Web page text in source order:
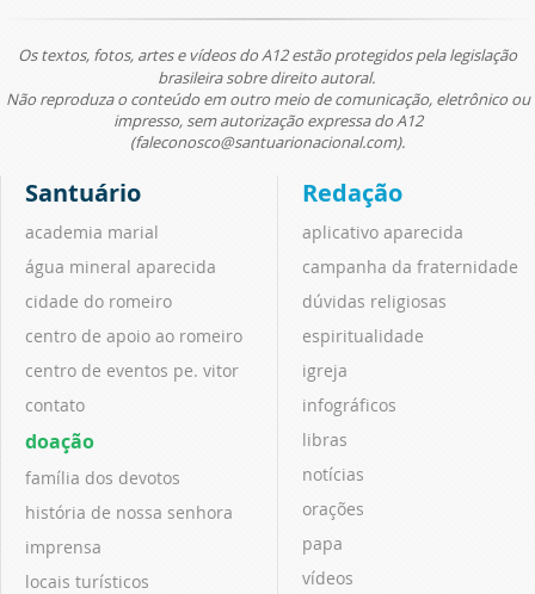
Os textos, fotos, artes e vídeos do A12 estão protegidos pela legislação
brasileira sobre direito autoral.
Não reproduza o conteúdo em outro meio de comunicação, eletrônico ou
impresso, sem autorização expressa do A12
(faleconosco@santuarionacional.com).
Santuário
academia marial
água mineral aparecida
cidade do romeiro
centro de apoio ao romeiro
centro de eventos pe. vitor
contato
doação
família dos devotos
história de nossa senhora
imprensa
locais turísticos
Redação
aplicativo aparecida
campanha da fraternidade
dúvidas religiosas
espiritualidade
igreja
infográficos
libras
notícias
orações
papa
vídeos